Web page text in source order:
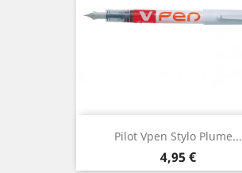
Pilot Vpen Stylo Plume...
Prix
4,95 €